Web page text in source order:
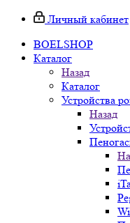
Личный кабинет
BOELSHOP
Каталог
Назад
Каталог
Устройства
Назад